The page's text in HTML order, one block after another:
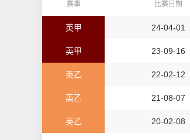
赛事 比赛日期
英甲 24-04-01
英甲 23-09-16
英乙 22-02-12
英乙 21-08-07
英乙 20-02-08